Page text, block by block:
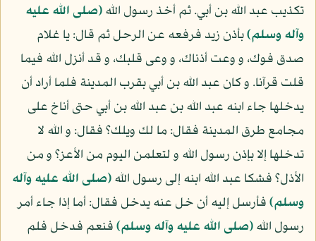
تكذيب عبد الله بن أبي. ثم أخذ رسول الله(صلى الله عليه
وآله وسلم)بأذن زيد فرفعه عن الرحل ثم قال: يا غلام
صدق فوك، و وعت أذناك، و وعى قلبك، و قد أنزل الله فيما
قلت قرآنا. و كان عبد الله بن أبي بقرب المدينة فلما أراد أن
يدخلها جاء ابنه عبد الله بن عبد الله بن أبي حتى أناخ على
مجامع طرق المدينة فقال: ما لك ويلك؟ فقال: و الله لا
تدخلها إلا بإذن رسول الله و لتعلمن اليوم من الأعز؟ و من
الأذل؟ فشكا عبد الله ابنه إلى رسول الله(صلى الله عليه وآله
وسلم)فأرسل إليه أن خل عنه يدخل فقال: أما إذا جاء أمر
رسول الله(صلى الله عليه وآله وسلم)فنعم فدخل فلم